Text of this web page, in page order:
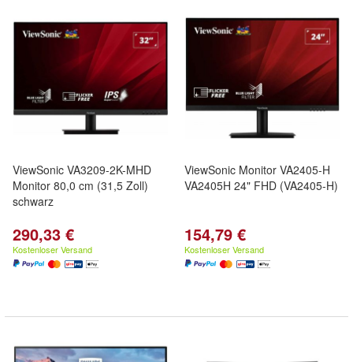
ViewSonic VA3209-2K-MHD
Monitor 80,0 cm (31,5 Zoll)
schwarz
290,33 €
Kostenloser Versand
ViewSonic Monitor VA2405-H
VA2405H 24" FHD (VA2405-H)
154,79 €
Kostenloser Versand